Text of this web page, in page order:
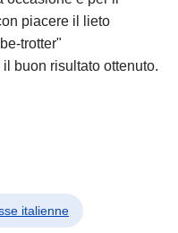
piacere il lieto
trotter"
buon risultato ottenuto.
italienne